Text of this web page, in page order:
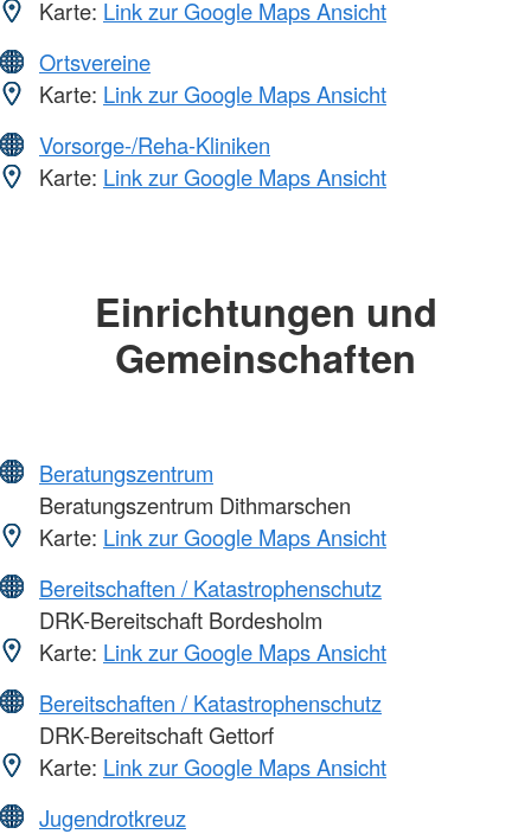
Karte: Link zur Google Maps Ansicht
Ortsvereine
Karte: Link zur Google Maps Ansicht
Vorsorge-/Reha-Kliniken
Karte: Link zur Google Maps Ansicht
Einrichtungen und
Gemeinschaften
Beratungszentrum
Beratungszentrum Dithmarschen
Karte: Link zur Google Maps Ansicht
Bereitschaften / Katastrophenschutz
DRK-Bereitschaft Bordesholm
Karte: Link zur Google Maps Ansicht
Bereitschaften / Katastrophenschutz
DRK-Bereitschaft Gettorf
Karte: Link zur Google Maps Ansicht
Jugendrotkreuz